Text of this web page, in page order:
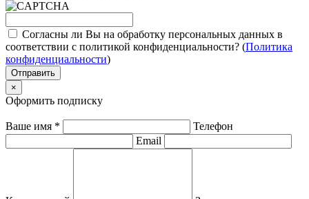
Согласны ли Вы на обработку персональных данных в
соответствии с политикой конфиденциальности? (Политика
конфиденциальности)
Отправить
×
Оформить подписку
Ваше имя *
Телефон
Email